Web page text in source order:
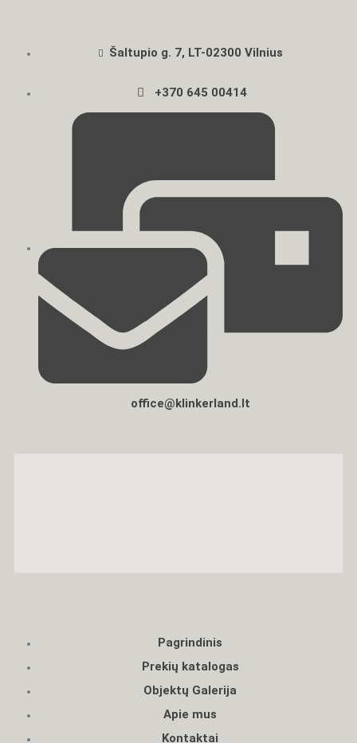
Šaltupio g. 7, LT-02300 Vilnius
+370 645 00414
office@klinkerland.lt
Pagrindinis
Prekių katalogas
Objektų Galerija
Apie mus
Kontaktai